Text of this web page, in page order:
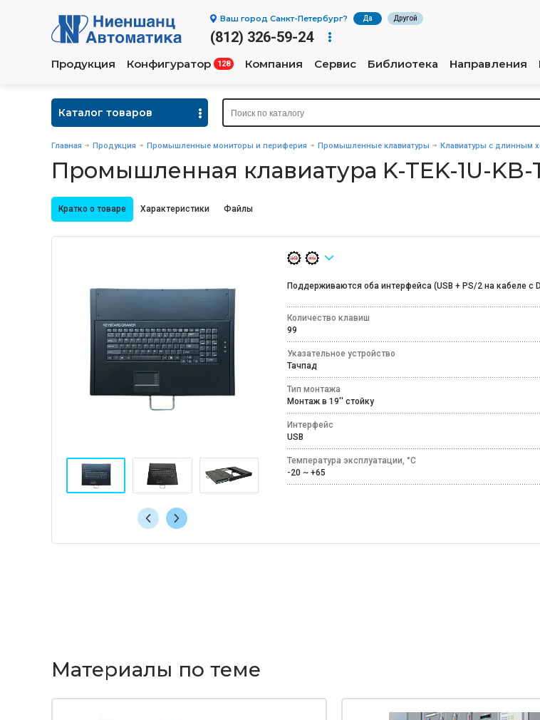
Ваш город Санкт-Петербург? Да Другой
(812) 326-59-24
Продукция Конфигуратор 128 Компания Сервис Библиотека Направления
Каталог товаров
Главная Продукция Промышленные мониторы и периферия Промышленные клавиатуры Клавиатуры с длинным
Промышленная клавиатура K-TEK-1U-KB-
Кратко о товаре Характеристики Файлы
Поддерживаются оба интерфейса (USB + PS/2 на кабеле с
Количество клавиш
99
Указательное устройство
Тачпад
Тип монтажа
Монтаж в 19'' стойку
Интерфейс
USB
Температура эксплуатации, °C
-20 ~ +65
Материалы по теме